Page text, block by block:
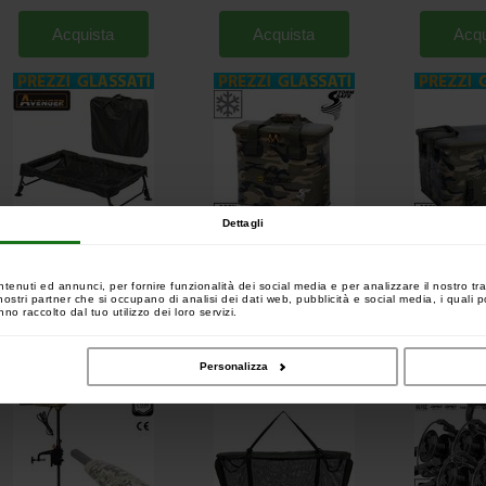
Dettagli
ed annunci, per fornire funzionalità dei social media e per analizzare il nostro
partner che si occupano di analisi dei dati web, pubblicità e social media, i quali
raccolto dal tuo utilizzo dei loro servizi.
Personalizza
Acquista Acquista
94,90€ 84,90€ 47,90 € 42,90€ 74 ,90€